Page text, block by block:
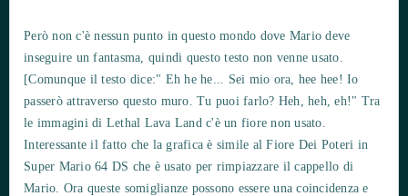
Però non c'è nessun punto in questo mondo dove Mario deve
inseguire un fantasma, quindi questo testo non venne usato.
[Comunque il testo dice:" Eh he he... Sei mio ora, hee hee! Io
passerò attraverso questo muro. Tu puoi farlo? Heh, heh, eh!" Tra
le immagini di Lethal Lava Land c'è un fiore non usato.
Interessante il fatto che la grafica è simile al Fiore Dei Poteri in
Super Mario 64 DS che è usato per rimpiazzare il cappello di
Mario. Ora queste somiglianze possono essere una coincidenza e